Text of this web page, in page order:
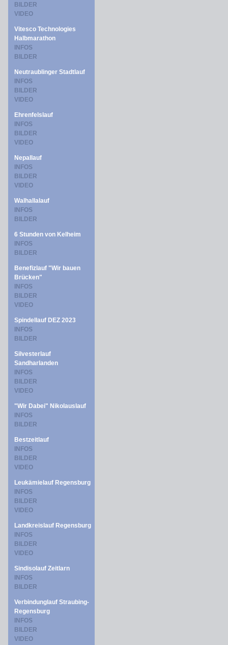
BILDER
VIDEO
Vitesco Technologies
Halbmarathon
INFOS
BILDER
Neutraublinger Stadtlauf
INFOS
BILDER
VIDEO
Ehrenfelslauf
INFOS
BILDER
VIDEO
Nepallauf
INFOS
BILDER
VIDEO
Walhallalauf
INFOS
BILDER
6 Stunden von Kelheim
INFOS
BILDER
Benefizlauf "Wir bauen
Brücken"
INFOS
BILDER
VIDEO
Spindellauf DEZ 2023
INFOS
BILDER
Silvesterlauf
Sandharlanden
INFOS
BILDER
VIDEO
"Wir Dabei" Nikolauslauf
INFOS
BILDER
Bestzeitlauf
INFOS
BILDER
VIDEO
Leukämielauf Regensburg
INFOS
BILDER
VIDEO
Landkreislauf Regensburg
INFOS
BILDER
VIDEO
Sindisolauf Zeitlarn
INFOS
BILDER
Verbindunglauf Straubing-
Regensburg
INFOS
BILDER
VIDEO